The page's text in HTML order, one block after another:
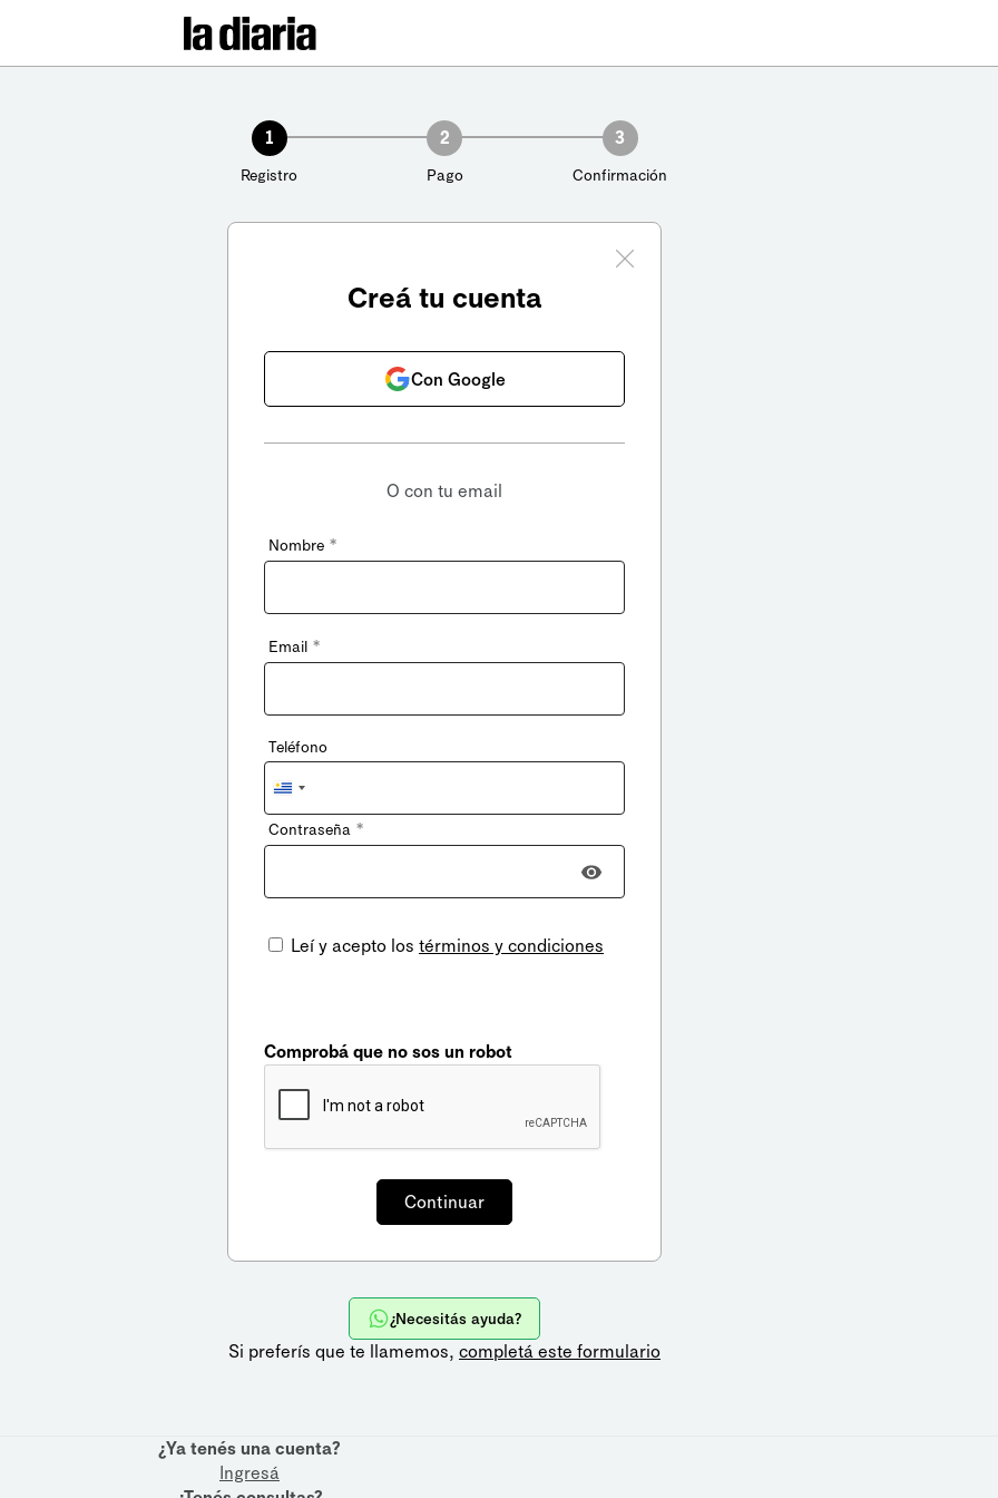
1
Registro
2
Pago
3
Confirmación
Creá tu cuenta
Con Google
O con tu email
Nombre *
Email *
Teléfono
Uruguay
+598
Contraseña *
Leí y acepto los términos y condiciones
Comprobá que no sos un robot
¿Necesitás ayuda?
Si preferís que te llamemos, completá este formulario
¿Ya tenés una cuenta?
Ingresá